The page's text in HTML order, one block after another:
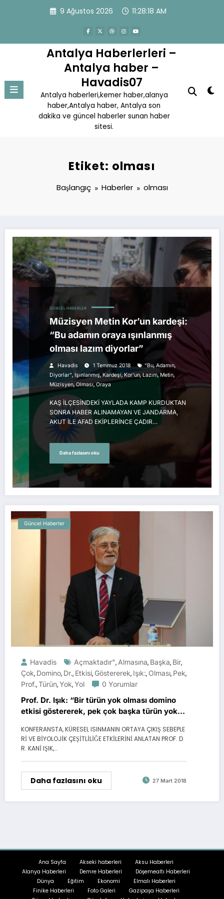
9 Ağustos 2026 11:28:18 AM
Antalya Haberlerleri –
Antalya haber –
Havadis07
Antalya haberleri,kemer haber,alanya
haber,Antalya haber, Antalya son
dakika ve güncel haberler sunan haber
sitesi.
Etiket: olması
Başlangıç Haberler olması
GÜNCEL HABERLER
Müzisyen Metin Kor’un kardeşi:
“Bu adamın oraya ışınlanmış
olması lazım diyorlar”
Havadis 1 Temmuz 2018 “Bu, Adamın,
Diyorlar", Işınlanmış, Kardeşi,Kor’un,Lazım,Metin,
Müzisyen, Olması,Oraya
KAŞ İLÇESİNDEKİ YAYLADA KAMP KURDUKTAN
SONRA HABER ALINAMAYAN VE JANDARMA,
AKUT İLE AFAD EKİPLERİNCE ÇADIR…
Daha fazlasını oku
Güncel Haberler
Havadis Açmaktadır", Almasına, Başka, Bir,
Çok, Domino, Dr., Etkisi, Göstererek, Işık:, Olması, Pek,
Prof.,Türün,Yok,Yol 0 Yorumlar
Prof. Dr. Işık: “Bir türün yok olması domino
etkisi göstererek, pek çok başka türün yok
KONFERANSTA, KÜRESEL ISINMANIN ORTAYA ÇIKIŞ SEBEPLE
Rİ VE BİYOLOJİK ÇEŞİTLİLİĞE ETKİLERİNİ ANLATAN PROF. D
R. KANİ IŞIK,…
Daha fazlasını oku 27 Mart 2018
Ana Sayfa Akseki haberleri
Aksu Haberleri
Alanya Haberleri
Demre Haberleri
Döşemealtı Haberleri
Dünya
Eğitim Ekonomi
Elmalı Haberleri
Finike Haberleri
Foto Galeri
Gazipaşa Haberleri